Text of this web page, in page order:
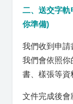
二、送交字軌
你準備)
我們收到申請
我們會依照你
書、樣張等資
文件完成後會